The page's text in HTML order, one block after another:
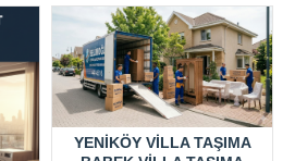
YENIKÖY VILLA TAŞIMA